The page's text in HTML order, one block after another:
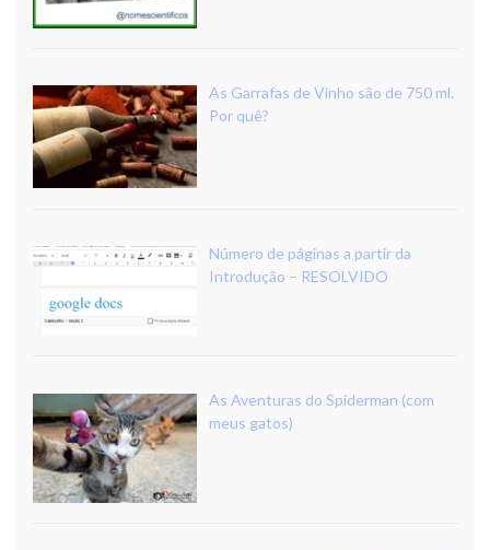
As Garrafas de Vinho são de 750 ml.
Por quê?
Número de páginas a partir da
Introdução – RESOLVIDO
As Aventuras do Spiderman (com
meus gatos)